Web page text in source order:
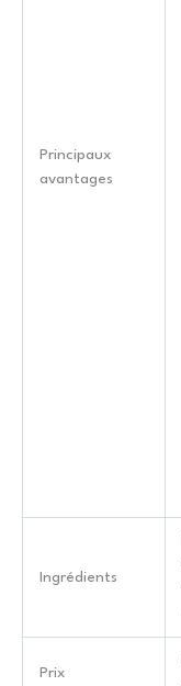
Principaux
avantages
Ingrédients
Prix